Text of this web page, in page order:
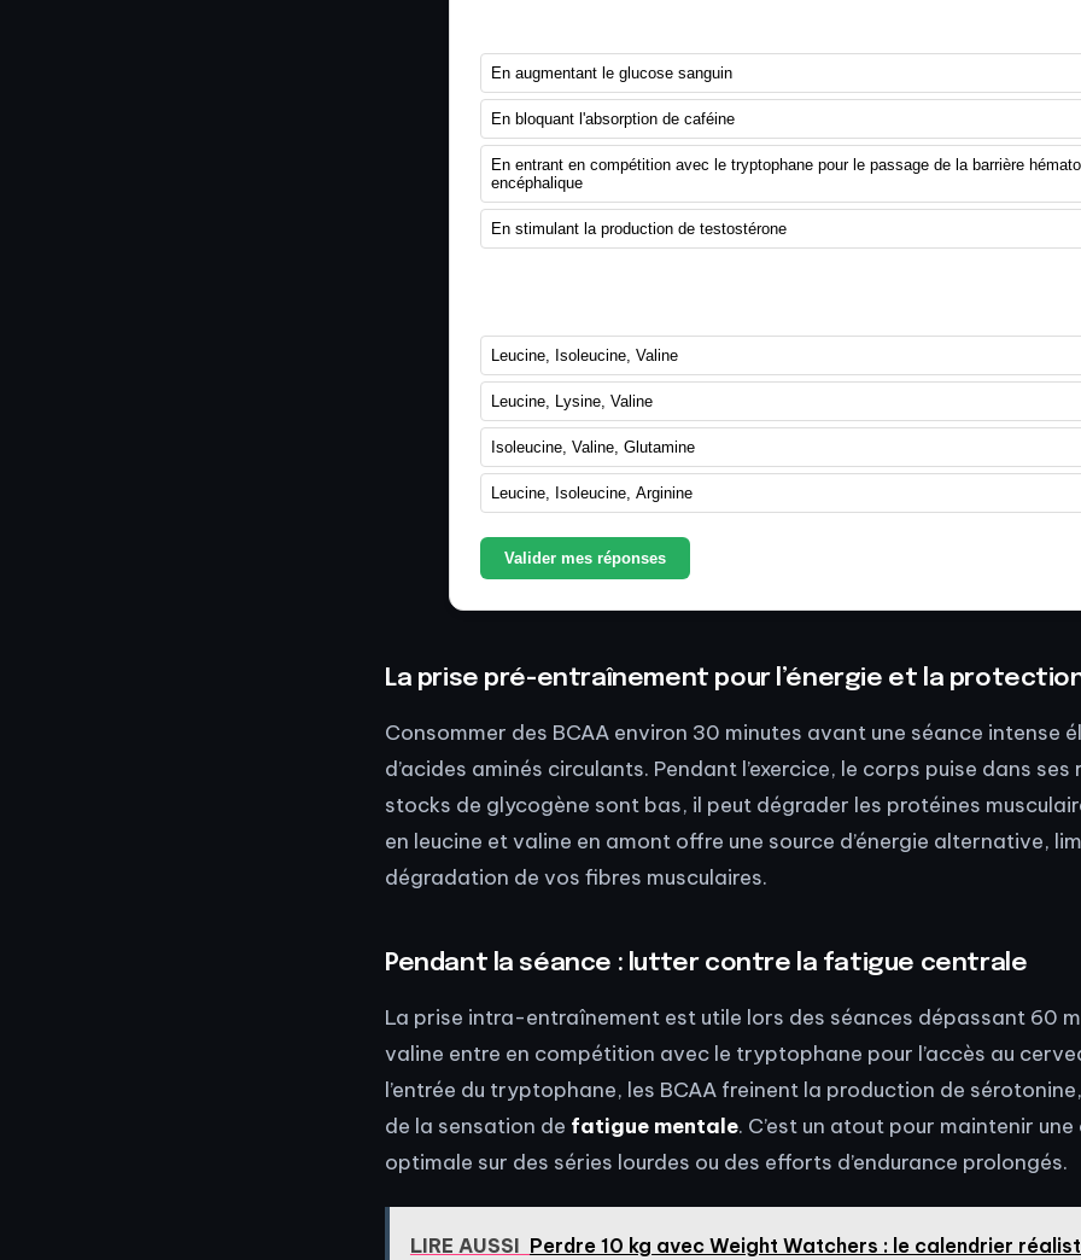
En augmentant le glucose sanguin
En bloquant l'absorption de caféine
En entrant en compétition avec le tryptophane pour le passage de la barrière
encéphalique
En stimulant la production de testostérone
Leucine, Isoleucine, Valine
Leucine, Lysine, Valine
Isoleucine, Valine, Glutamine
Leucine, Isoleucine, Arginine
Valider mes réponses
La prise pré-entraînement pour l’énergie et la
Consommer des BCAA environ 30 minutes avant une séance intense
d’acides aminés circulants. Pendant l’exercice, le corps puise dans ses
stocks de glycogène sont bas, il peut dégrader les protéines
en leucine et valine en amont offre une source d’énergie alternative,
dégradation de vos fibres musculaires.
Pendant la séance : lutter contre la fatigue centrale
La prise intra-entraînement est utile lors des séances dépassant 60
valine entre en compétition avec le tryptophane pour l’accès au
l’entrée du tryptophane, les BCAA freinent la production de
de la sensation de fatigue mentale. C’est un atout pour maintenir
optimale sur des séries lourdes ou des efforts d’endurance prolongés.
LIRE AUSSI Perdre 10 kg avec Weight Watchers : le calendrier